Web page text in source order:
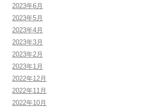
2023年6月
2023年5月
2023年4月
2023年3月
2023年2月
2023年1月
2022年12月
2022年11月
2022年10月